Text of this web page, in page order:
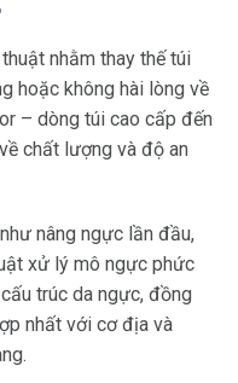
nhằm thay thế túi
hoặc không hài lòng về
– dòng túi cao cấp đến
chất lượng và độ an
nâng ngực lần đầu,
xử lý mô ngực phức
trúc da ngực, đồng
nhất với cơ địa và